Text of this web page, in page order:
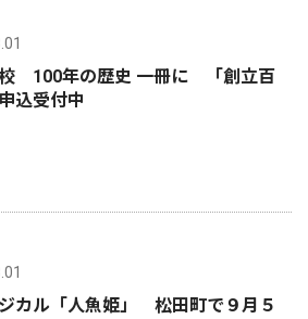
100年の歴史 一冊に 「創立百
込受付中
カル「人魚姫」 松田町で９月５